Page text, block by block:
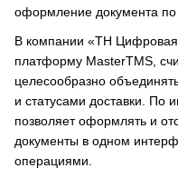
оформление документа по
В компании «ТН Цифровая
платформу MasterTMS,
целесообразно
и статусами доставки. По
позволяет оформлять и
документы в одном
операциями.